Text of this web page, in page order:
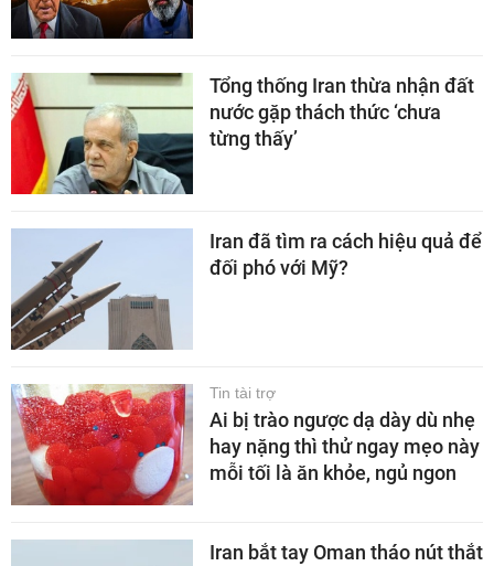
Tổng thống Iran thừa nhận đất
nước gặp thách thức ‘chưa
từng thấy’
Iran đã tìm ra cách hiệu quả để
đối phó với Mỹ?
Tin tài trợ
Ai bị trào ngược dạ dày dù nhẹ
hay nặng thì thử ngay mẹo này
mỗi tối là ăn khỏe, ngủ ngon
Iran bắt tay Oman tháo nút thắt